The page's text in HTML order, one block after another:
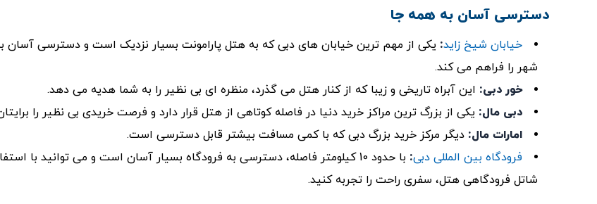
دسترسی آسان به همه جا
خیابان شیخ زاید: یکی از مهم ‌ترین خیابان‌ های دبی که به هتل پارامونت بسیار نزدیک است و دسترسی آسان
شهر را فراهم می‌ کند.
خور دبی: این آبراه تاریخی و زیبا که از کنار هتل می‌ گذرد، منظره ‌ای بی ‌نظیر را به شما هدیه می‌ دهد.
دبی مال: یکی از بزرگ‌ ترین مراکز خرید دنیا در فاصله‌ کوتاهی از هتل قرار دارد و فرصت خریدی بی ‌نظیر را
امارات مال: دیگر مرکز خرید بزرگ دبی که با کمی مسافت بیشتر قابل دسترسی است.
فرودگاه بین ‌المللی دبی:
با حدود 10 کیلومتر فاصله، دسترسی به فرودگاه بسیار آسان است و می ‌توانید با
شاتل فرودگاهی هتل، سفری راحت را تجربه کنید.